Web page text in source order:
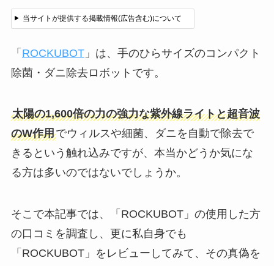
当サイトが提供する掲載情報(広告含む)について
「 ROCKUBOT」は、手のひらサイズのコンパクト
除菌・ダニ除去ロボットです。
太陽の1,600倍の力の強力な紫外線ライトと超音波
のW作用でウィルスや細菌、ダニを自動で除去で
きるという触れ込みですが、本当かどうか気にな
る方は多いのではないでしょうか。
そこで本記事では、「ROCKUBOT」の使用した方
の口コミを調査し、更に私自身でも
「ROCKUBOT」をレビューしてみて、その真偽を